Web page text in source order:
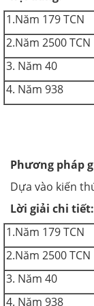
1.Năm 179 TCN
2.Năm 2500 TCN
3. Năm 40
4. Năm 938
Phương pháp
Dựa vào kiến
Lời giải chi tiết:
1.Năm 179 TCN
2.Năm 2500 TCN
3. Năm 40
4. Năm 938